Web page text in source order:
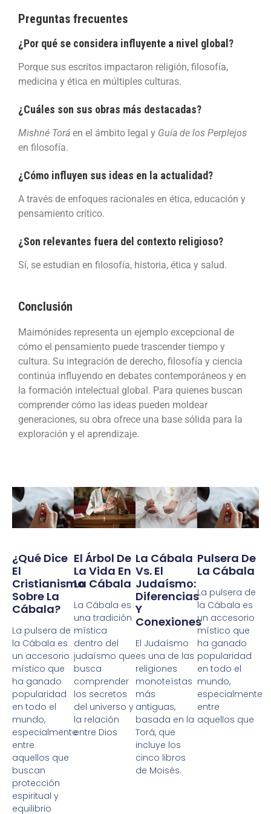
Preguntas frecuentes
¿Por qué se considera influyente a nivel global?
Porque sus escritos impactaron religión, filosofía,
medicina y ética en múltiples culturas.
¿Cuáles son sus obras más destacadas?
Mishné Torá en el ámbito legal y Guía de los Perplejos
en filosofía.
¿Cómo influyen sus ideas en la actualidad?
A través de enfoques racionales en ética, educación y
pensamiento crítico.
¿Son relevantes fuera del contexto religioso?
Sí, se estudian en filosofía, historia, ética y salud.
Conclusión
Maimónides representa un ejemplo excepcional de
cómo el pensamiento puede trascender tiempo y
cultura. Su integración de derecho, filosofía y ciencia
continúa influyendo en debates contemporáneos y en
la formación intelectual global. Para quienes buscan
comprender cómo las ideas pueden moldear
generaciones, su obra ofrece una base sólida para la
exploración y el aprendizaje.
¿Qué Dice
El
Cristianismo
Sobre La
Cábala?
La pulsera de
la Cábala es
un accesorio
místico que
ha ganado
popularidad
en todo el
mundo,
especialmente
entre
aquellos que
buscan
protección
espiritual y
equilibrio
El Árbol De
La Vida En
La Cábala
La Cábala es
una tradición
mística
dentro del
judaísmo que
busca
comprender
los secretos
del universo y
la relación
entre Dios
La Cábala
Vs. El
Judaísmo:
Diferencias
Y
Conexiones
El Judaísmo
es una de las
religiones
monoteístas
más
antiguas,
basada en la
Torá, que
incluye los
cinco libros
de Moisés.
Pulsera De
La Cábala
La pulsera de
la Cábala es
un accesorio
místico que
ha ganado
popularidad
en todo el
mundo,
especialmente
entre
aquellos que